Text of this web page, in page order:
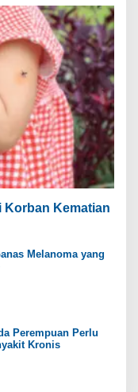
Korban Kematian
Melanoma yang
Perempuan Perlu
Kronis